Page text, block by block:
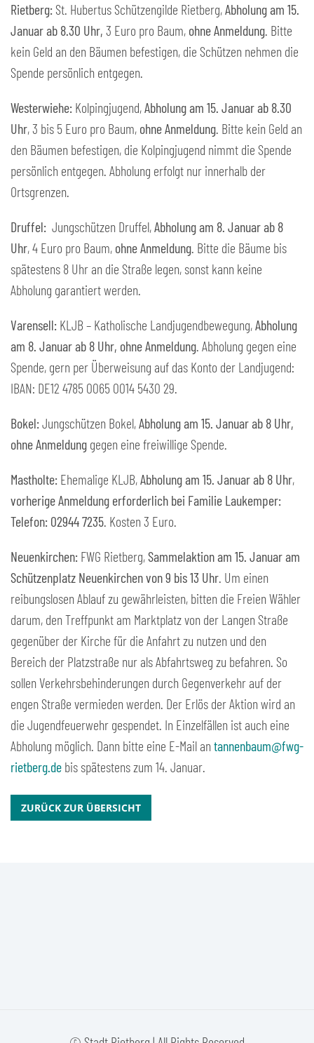
Rietberg: St. Hubertus Schützengilde Rietberg,Abholung am 15.
Januar ab 8.30 Uhr, 3 Euro pro Baum, ohne Anmeldung. Bitte
kein Geld an den Bäumen befestigen, die Schützen nehmen die
Spende persönlich entgegen.
Westerwiehe: Kolpingjugend,Abholung am 15. Januar ab 8.30
Uhr, 3 bis 5 Euro pro Baum, ohne Anmeldung. Bitte kein Geld an
den Bäumen befestigen, die Kolpingjugend nimmt die Spende
persönlich entgegen. Abholung erfolgt nur innerhalb der
Ortsgrenzen.
Druffel: Jungschützen Druffel,Abholung am 8. Januar ab 8
Uhr, 4 Euro pro Baum, ohne Anmeldung. Bitte die Bäume bis
spätestens 8 Uhr an die Straße legen, sonst kann keine
Abholung garantiert werden.
Varensell: KLJB – Katholische Landjugendbewegung,Abholung
am 8. Januar ab 8 Uhr, ohne Anmeldung. Abholung gegen eine
Spende, gern per Überweisung auf das Konto der Landjugend:
IBAN: DE12 4785 0065 0014 5430 29.
Bokel:Jungschützen Bokel,Abholung am 15. Januar ab 8 Uhr,
ohne Anmeldung gegen eine freiwillige Spende.
Mastholte: Ehemalige KLJB,Abholung am 15. Januar ab 8 Uhr,
vorherige Anmeldung erforderlich bei Familie Laukemper:
Telefon: 02944 7235. Kosten 3 Euro.
Neuenkirchen: FWG Rietberg,Sammelaktion am 15. Januar am
Schützenplatz Neuenkirchen von 9 bis 13 Uhr. Um einen
reibungslosen Ablauf zu gewährleisten, bitten die Freien Wähler
darum, den Treffpunkt am Marktplatz von der Langen Straße
gegenüber der Kirche für die Anfahrt zu nutzen und den
Bereich der Platzstraße nur als Abfahrtsweg zu befahren. So
sollen Verkehrsbehinderungen durch Gegenverkehr auf der
engen Straße vermieden werden. Der Erlös der Aktion wird an
die Jugendfeuerwehr gespendet. In Einzelfällen ist auch eine
Abholung möglich. Dann bitte eine E-Mail antannenbaum@fwg-
rietberg.de bis spätestens zum 14. Januar.
ZURÜCK ZUR ÜBERSICHT